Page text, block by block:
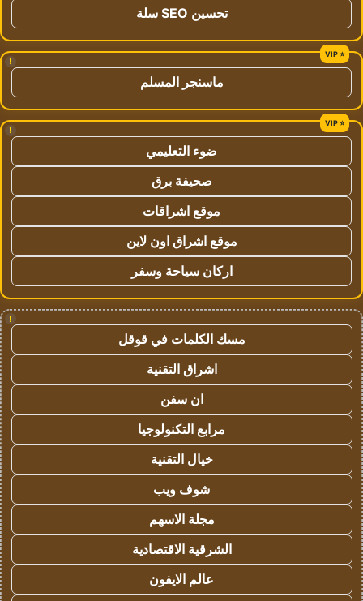
تحسين SEO سلة
!
ماسنجر المسلم
!
ضوء التعليمي
صحيفة برق
موقع اشراقات
موقع اشراق اون لاين
اركان سياحة وسفر
!
مسك الكلمات في قوقل
اشراق التقنية
ان سفن
مرابع التكنولوجيا
خيال التقنية
شوف ويب
مجلة الاسهم
الشرقية الاقتصادية
عالم الايفون